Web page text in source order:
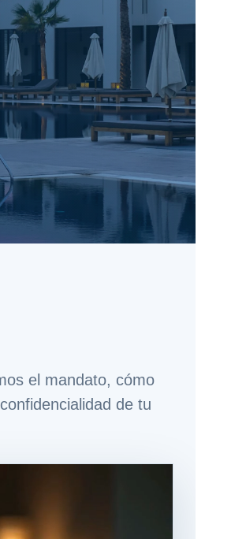
el mandato, cómo
de tu